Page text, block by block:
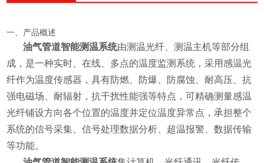
一、产品概述
油气管道智能测温系统由测温光纤、测温主机等部分组
成，是一种实时、在线、多点的温度监测系统，采用感温光
纤作为温度传感器，具有防燃、防爆、防腐蚀、耐高压、抗
强电磁场、耐辐射，抗干扰性能强等特点，可精确测量感温
光纤铺设方向各个位置的温度并定位温度异常点，承担整个
系统的信号采集、信号处理数据分析、超温报警、数据传输
等功能。